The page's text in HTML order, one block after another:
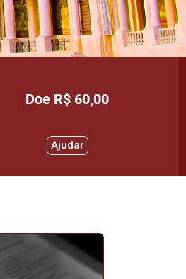
Doe R$ 60,00
Ajudar